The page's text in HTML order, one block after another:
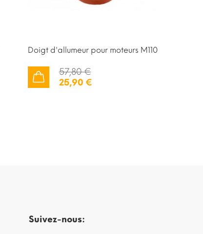
Doigt d'allumeur pour moteurs M110
57,80 €
25,90 €
Suivez-nous: